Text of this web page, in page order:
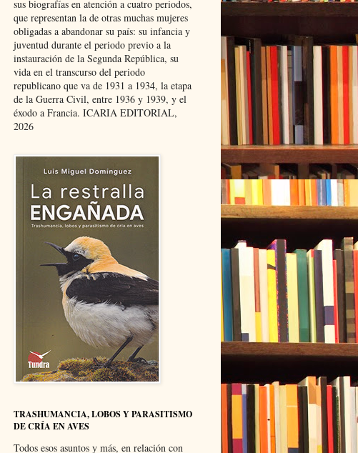
sus biografías en atención a cuatro periodos,
que representan la de otras muchas mujeres
obligadas a abandonar su país: su infancia y
juventud durante el periodo previo a la
instauración de la Segunda República, su
vida en el transcurso del periodo
republicano que va de 1931 a 1934, la etapa
de la Guerra Civil, entre 1936 y 1939, y el
éxodo a Francia. ICARIA EDITORIAL,
2026
TRASHUMANCIA, LOBOS Y PARASITISMO
DE CRÍA EN AVES
Todos esos asuntos y más, en relación con